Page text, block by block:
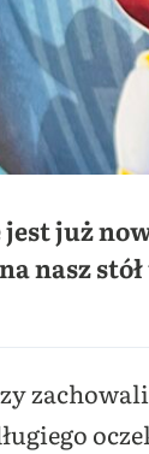
jest już
nasz